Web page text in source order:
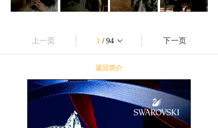
上一页 1 / 94 下一页
返回简介